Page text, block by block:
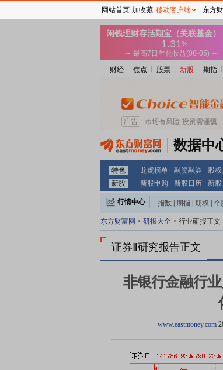
财经 焦点 股票 新股 期指
数据中
特色 龙虎榜单 融资融券 股
新股
新股申购 新股日历 新
行情中心 指数 期指 期权 个
东方财富网 > 研报大全 > 行业研报正文
证券Ⅱ研究报告正文
非银行金融行
www.eastmoney.com
网站首页 加收藏 移动客户端 东方